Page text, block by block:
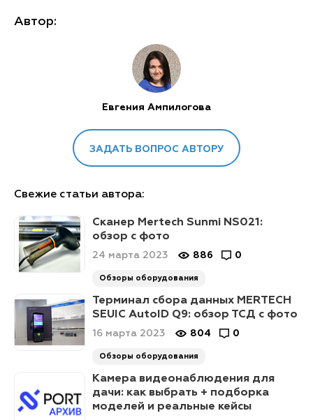
Автор:
Евгения Ампилогова
ЗАДАТЬ ВОПРОС АВТОРУ
Свежие статьи автора:
Сканер Mertech Sunmi NS021:
обзор с фото
24 марта 2023 886 0
Обзоры оборудования
Терминал сбора данных MERTECH
SEUIC AutoID Q9: обзор ТСД с фото
16 марта 2023 804 0
Обзоры оборудования
Камера видеонаблюдения для
дачи: как выбрать + подборка
моделей и реальные кейсы